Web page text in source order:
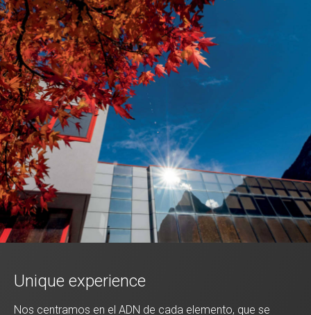
Unique experience
Nos centramos en el ADN de cada elemento, que se